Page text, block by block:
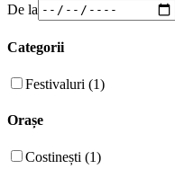
De la
Categorii
Festivaluri (1)
Orașe
Costinești (1)